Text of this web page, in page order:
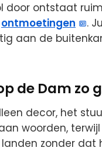
door ontstaat
ontmoetingen
.
aan de
de Dam zo
decor, het
woorden,
landen zonder